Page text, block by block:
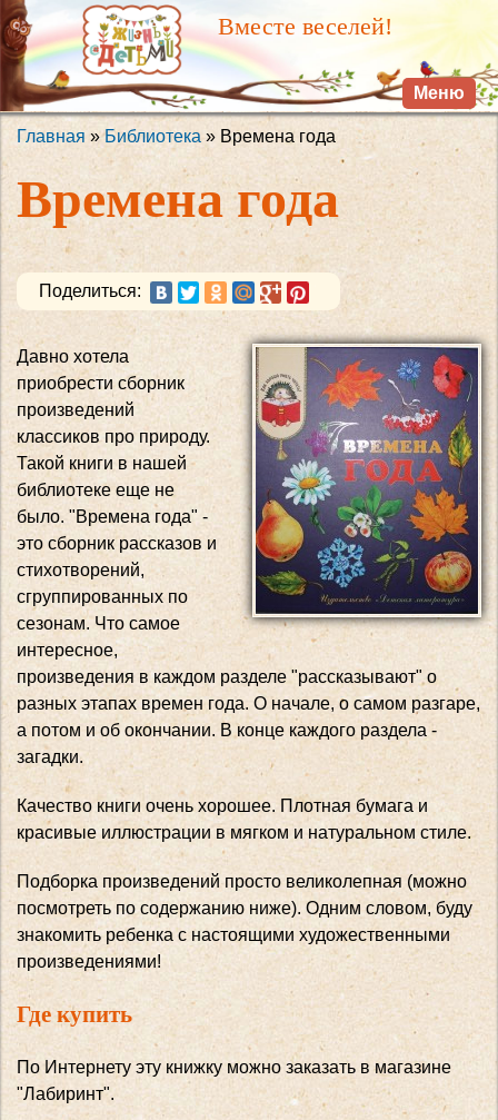
Перейти к
основному
содержанию
Вместе веселей!
Меню
Вы здесь
Главная »Библиотека » Времена года
Времена года
Поделиться:
Давно хотела
приобрести сборник
произведений
классиков про природу.
Такой книги в нашей
библиотеке еще не
было. "Времена года" -
это сборник рассказов и
стихотворений,
сгруппированных по
сезонам. Что самое
интересное,
произведения в каждом разделе "рассказывают" о
разных этапах времен года. О начале, о самом разгаре,
а потом и об окончании. В конце каждого раздела -
загадки.
Качество книги очень хорошее. Плотная бумага и
красивые иллюстрации в мягком и натуральном стиле.
Подборка произведений просто великолепная (можно
посмотреть по содержанию ниже). Одним словом, буду
знакомить ребенка с настоящими художественными
произведениями!
Где купить
По Интернету эту книжку можно заказать в магазине
"Лабиринт".